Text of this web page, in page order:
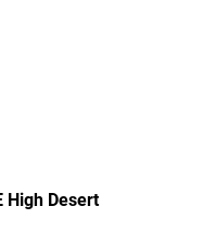
High Desert